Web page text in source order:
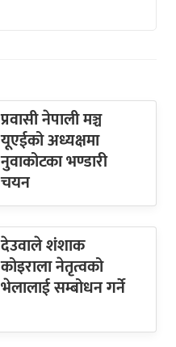
प्रवासी नेपाली मञ्च
यूएईको अध्यक्षमा
नुवाकोटका भण्डारी
चयन
देउवाले शंशाक
कोइराला नेतृत्वको
भेलालाई सम्बोधन गर्ने